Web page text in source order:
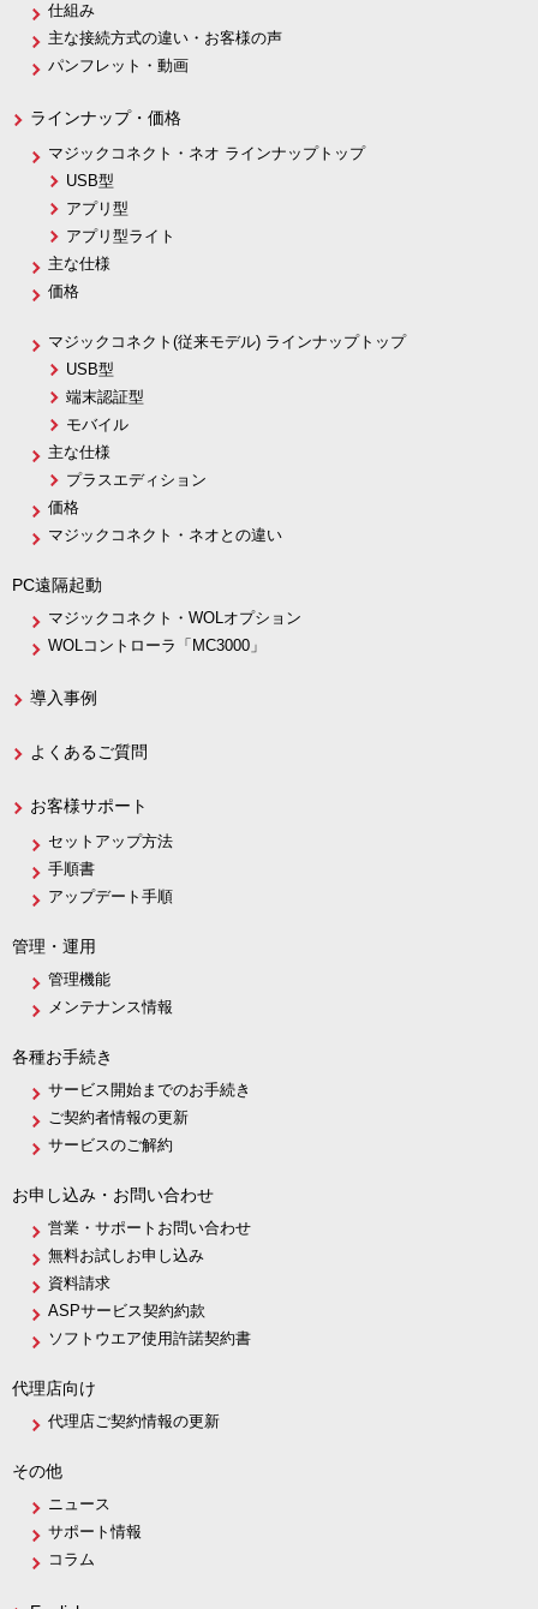
仕組み
主な接続方式の違い・お客様の声
パンフレット・動画
ラインナップ・価格
マジックコネクト・ネオ ラインナップトップ
USB型
アプリ型
アプリ型ライト
主な仕様
価格
マジックコネクト(従来モデル) ラインナップトップ
USB型
端末認証型
モバイル
主な仕様
プラスエディション
価格
マジックコネクト・ネオとの違い
PC遠隔起動
マジックコネクト・WOLオプション
WOLコントローラ「MC3000」
導入事例
よくあるご質問
お客様サポート
セットアップ方法
手順書
アップデート手順
管理・運用
管理機能
メンテナンス情報
各種お手続き
サービス開始までのお手続き
ご契約者情報の更新
サービスのご解約
お申し込み・お問い合わせ
営業・サポートお問い合わせ
無料お試しお申し込み
資料請求
ASPサービス契約約款
ソフトウエア使用許諾契約書
代理店向け
代理店ご契約情報の更新
その他
ニュース
サポート情報
コラム